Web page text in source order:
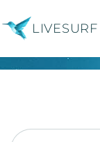
LIVESURF